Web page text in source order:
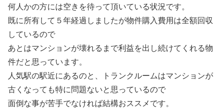
何人かの方には空きを待って頂いている状況です。
既に所有して５年経過しましたが物件購入費用は全額回収
しているので
あとはマンションが壊れるまで利益を出し続けてくれる物
件だと思っています。
人気駅の駅近にあるのと、トランクルームはマンションが
古くなっても特に問題ないと思っているので
面倒な事が苦手でなければ結構おススメです。